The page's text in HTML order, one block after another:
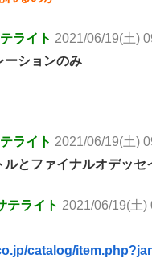
ライト 2021/06/19(土)
ーションのみ
ライト 2021/06/19(土)
とファイナルオデッセ
テライト 2021/06/19(土)
catalog/